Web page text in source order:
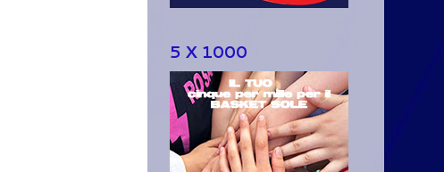
5 X 1000